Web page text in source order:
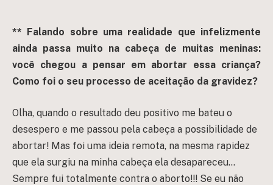
** Falando sobre uma realidade que infelizmente
ainda passa muito na cabeça de muitas meninas:
você chegou a pensar em abortar essa criança?
Como foi o seu processo de aceitação da gravidez?
Olha, quando o resultado deu positivo me bateu o
desespero e me passou pela cabeça a possibilidade de
abortar! Mas foi uma ideia remota, na mesma rapidez
que ela surgiu na minha cabeça ela desapareceu…
Sempre fui totalmente contra o aborto!!! Se eu não